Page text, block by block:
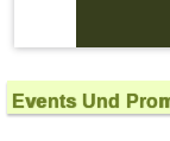
Events Und